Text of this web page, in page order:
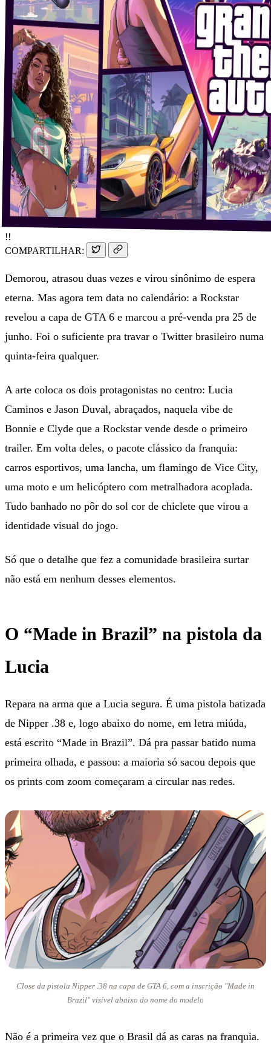
!!
COMPARTILHAR:
Demorou, atrasou duas vezes e virou sinônimo de espera
eterna. Mas agora tem data no calendário: a Rockstar
revelou a capa de GTA 6 e marcou a pré-venda pra 25 de
junho. Foi o suficiente pra travar o Twitter brasileiro numa
quinta-feira qualquer.
A arte coloca os dois protagonistas no centro: Lucia
Caminos e Jason Duval, abraçados, naquela vibe de
Bonnie e Clyde que a Rockstar vende desde o primeiro
trailer. Em volta deles, o pacote clássico da franquia:
carros esportivos, uma lancha, um flamingo de Vice City,
uma moto e um helicóptero com metralhadora acoplada.
Tudo banhado no pôr do sol cor de chiclete que virou a
identidade visual do jogo.
Só que o detalhe que fez a comunidade brasileira surtar
não está em nenhum desses elementos.
O “Made in Brazil” na pistola da
Lucia
Repara na arma que a Lucia segura. É uma pistola batizada
de Nipper .38 e, logo abaixo do nome, em letra miúda,
está escrito “Made in Brazil”. Dá pra passar batido numa
primeira olhada, e passou: a maioria só sacou depois que
os prints com zoom começaram a circular nas redes.
Close da pistola Nipper .38 na capa de GTA 6, com a inscrição "Made in
Brazil" visível abaixo do nome do modelo
Não é a primeira vez que o Brasil dá as caras na franquia.